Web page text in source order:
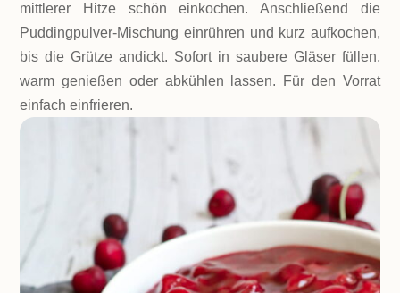
mittlerer Hitze schön einkochen. Anschließend die
Puddingpulver-Mischung einrühren und kurz aufkochen,
bis die Grütze andickt. Sofort in saubere Gläser füllen,
warm genießen oder abkühlen lassen. Für den Vorrat
einfach einfrieren.